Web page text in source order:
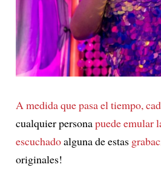
A medida que pasa el tiempo,
cualquier personapuede emular
escuchadoalguna de estas
originales!